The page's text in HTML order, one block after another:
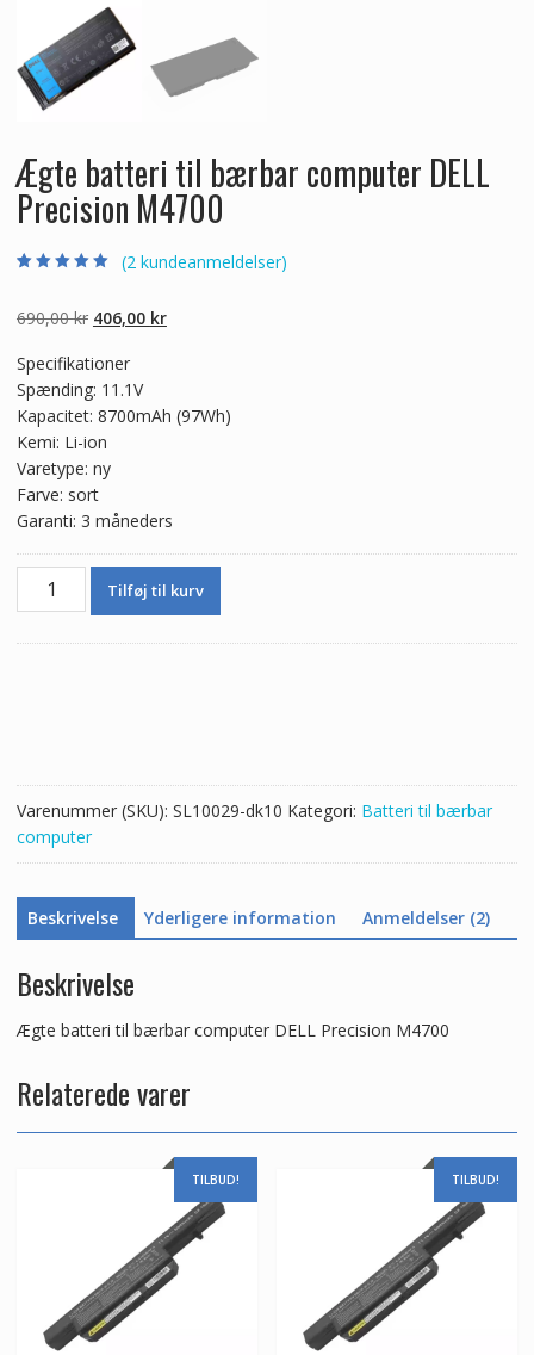
Ægte batteri til bærbar computer DELL
Precision M4700
baseret på
kundebedømmel
(2 kundeanmeldelser)
690,00kr Den
pris
var:
690,00 kr.
406,00 krDen
406,00 kr.
Specifikationer
Spænding: 11.1V
Kapacitet: 8700mAh (97Wh)
Kemi: Li-ion
Varetype: ny
Farve: sort
Garanti: 3 måneders
Ægte
antal
Tilføj til kurv
Varenummer (SKU): SL10029-dk10 Kategori: Batteri til bærbar
computer
Beskrivelse Yderligere information Anmeldelser (2)
Beskrivelse
Ægte batteri til bærbar computer DELL Precision M4700
Relaterede varer
TILBUD! TILBUD!